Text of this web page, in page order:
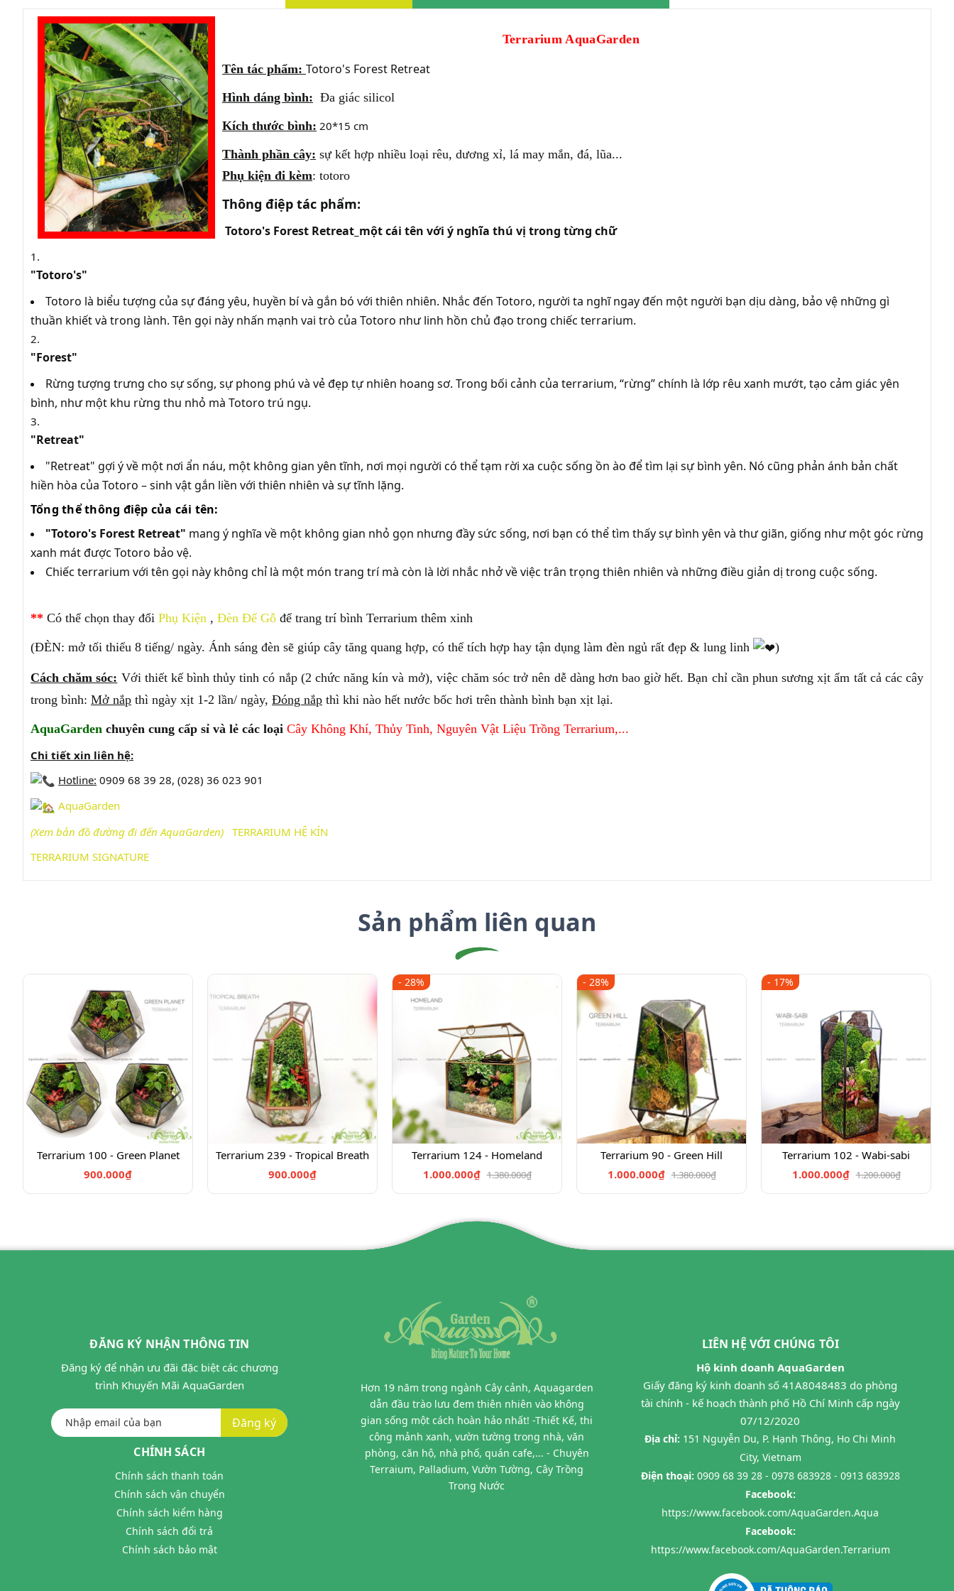
Terrarium AquaGarden
Tên tác phẩm: Totoro's Forest Retreat
Hình dáng bình: Đa giác silicol
Kích thước bình: 20*15 cm
Thành phần cây: sự kết hợp nhiều loại rêu, dương xỉ, lá may mắn, đá, lũa...
Phụ kiện đi kèm: totoro
Thông điệp tác phẩm:
Totoro's Forest Retreat_một cái tên với ý nghĩa thú vị trong từng chữ
"Totoro's"
Totoro là biểu tượng của sự đáng yêu, huyền bí và gắn bó với thiên nhiên. Nhắc đến Totoro, người ta nghĩ ngay đến một người bạn dịu dàng, bảo vệ những gì
thuần khiết và trong lành. Tên gọi này nhấn mạnh vai trò của Totoro như linh hồn chủ đạo trong chiếc terrarium.
"Forest"
Rừng tượng trưng cho sự sống, sự phong phú và vẻ đẹp tự nhiên hoang sơ. Trong bối cảnh của terrarium, “rừng” chính là lớp rêu xanh mướt, tạo cảm giác yên
bình, như một khu rừng thu nhỏ mà Totoro trú ngụ.
"Retreat"
"Retreat" gợi ý về một nơi ẩn náu, một không gian yên tĩnh, nơi mọi người có thể tạm rời xa cuộc sống ồn ào để tìm lại sự bình yên. Nó cũng phản ánh bản chất
hiền hòa của Totoro – sinh vật gắn liền với thiên nhiên và sự tĩnh lặng.
Tổng thể thông điệp của cái tên:
"Totoro's Forest Retreat" mang ý nghĩa về một không gian nhỏ gọn nhưng đầy sức sống, nơi bạn có thể tìm thấy sự bình yên và thư giãn, giống như một góc rừng
xanh mát được Totoro bảo vệ.
Chiếc terrarium với tên gọi này không chỉ là một món trang trí mà còn là lời nhắc nhở về việc trân trọng thiên nhiên và những điều giản dị trong cuộc sống.
** Có thể chọn thay đổi Phụ Kiện , Đèn Đế Gỗ để trang trí bình Terrarium thêm xinh
(ĐÈN: mở tối thiểu 8 tiếng/ ngày. Ánh sáng đèn sẽ giúp cây tăng quang hợp, có thể tích hợp hay tận dụng làm đèn ngủ rất đẹp & lung linh )
Cách chăm sóc: Với thiết kế bình thủy tinh có nắp (2 chức năng kín và mở), việc chăm sóc trở nên dễ dàng hơn bao giờ hết. Bạn chỉ cần phun sương xịt ẩm tất cả các cây
trong bình: Mở nắp thì ngày xịt 1-2 lần/ ngày, Đóng nắp thì khi nào hết nước bốc hơi trên thành bình bạn xịt lại.
AquaGarden chuyên cung cấp sỉ và lẻ các loại Cây Không Khí, Thủy Tinh, Nguyên Vật Liệu Trồng Terrarium,...
Chi tiết xin liên hệ:
Hotline: 0909 68 39 28, (028) 36 023 901
AquaGarden
(Xem bản đồ đường đi đến AquaGarden) TERRARIUM HỆ KÍN
TERRARIUM SIGNATURE
Sản phẩm liên quan
Terrarium 100 - Green Planet
900.000₫
Terrarium 239 - Tropical Breath
900.000₫
- 28%
Terrarium 124 - Homeland
1.000.000₫ 1.380.000₫
- 28%
Terrarium 90 - Green Hill
1.000.000₫ 1.380.000₫
- 17%
Terrarium 102 - Wabi-sabi
1.000.000₫ 1.200.000₫
ĐĂNG KÝ NHẬN THÔNG TIN
Đăng ký để nhận ưu đãi đặc biệt các chương
trình Khuyến Mãi AquaGarden
Đăng ký
CHÍNH SÁCH
Chính sách thanh toán
Chính sách vận chuyển
Chính sách kiểm hàng
Chính sách đổi trả
Chính sách bảo mật
Hơn 19 năm trong ngành Cây cảnh, Aquagarden
dẫn đầu trào lưu đem thiên nhiên vào không
gian sống một cách hoàn hảo nhất! -Thiết Kế, thi
công mảnh xanh, vườn tường trong nhà, văn
phòng, căn hộ, nhà phố, quán cafe,... - Chuyên
Terraium, Palladium, Vườn Tường, Cây Trồng
Trong Nước
LIÊN HỆ VỚI CHÚNG TÔI
Hộ kinh doanh AquaGarden
Giấy đăng ký kinh doanh số 41A8048483 do phòng
tài chính - kế hoạch thành phố Hồ Chí Minh cấp ngày
07/12/2020
Địa chỉ: 151 Nguyễn Du, P. Hạnh Thông, Ho Chi Minh
City, Vietnam
Điện thoại: 0909 68 39 28 - 0978 683928 - 0913 683928
Facebook:
https://www.facebook.com/AquaGarden.Aqua
Facebook:
https://www.facebook.com/AquaGarden.Terrarium